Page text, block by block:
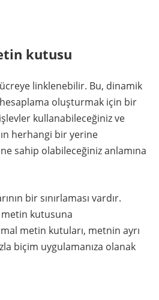
kutusu
linklenebilir. Bu, dinamik
oluşturmak için bir
kullanabileceğiniz ve
herhangi bir yerine
sahip olabileceğiniz anlamına
bir sınırlaması vardır.
metin kutusuna
metin kutuları, metnin ayrı
biçim uygulamanıza olanak